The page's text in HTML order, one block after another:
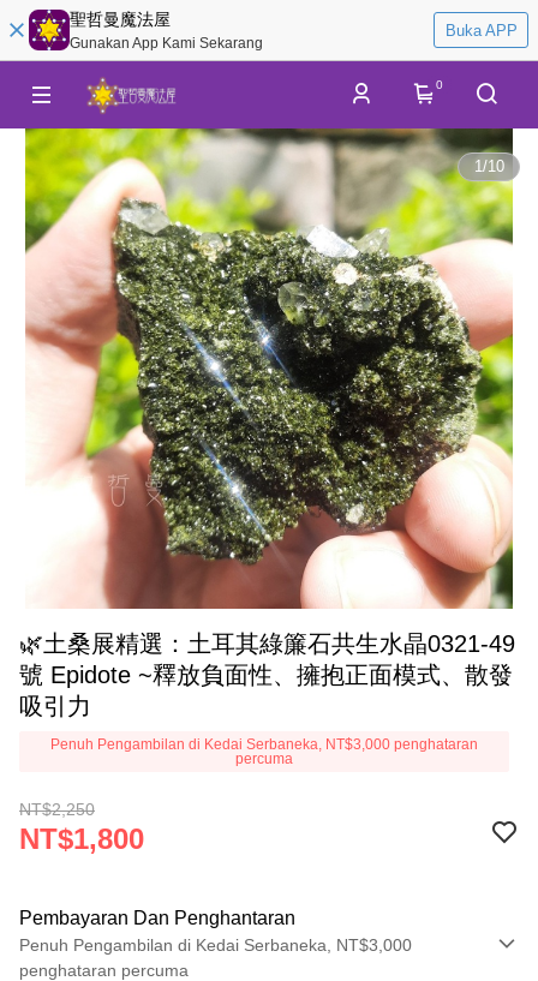
聖哲曼魔法屋
Gunakan App Kami Sekarang
Buka APP
0
1/10
🌿土桑展精選：土耳其綠簾石共生水晶0321-49
號 Epidote ~釋放負面性、擁抱正面模式、散發
吸引力
Penuh Pengambilan di Kedai Serbaneka, NT$3,000 penghataran
percuma
NT$2,250
NT$1,800
Pembayaran Dan Penghantaran
Penuh Pengambilan di Kedai Serbaneka, NT$3,000
penghataran percuma